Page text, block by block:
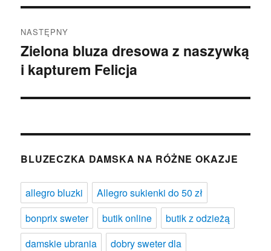
NASTĘPNY
Następny
wpis:
Zielona bluza dresowa z naszywką
i kapturem Felicja
BLUZECZKA DAMSKA NA RÓŻNE OKAZJE
allegro bluzki
Allegro sukienki do 50 zł
bonprix sweter
butik online
butik z odzieżą
damskie ubrania
dobry sweter dla